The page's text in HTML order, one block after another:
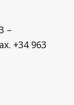
–
+34 963